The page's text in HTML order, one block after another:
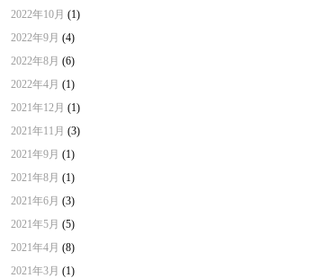
2022年10月 (1)
2022年9月 (4)
2022年8月 (6)
2022年4月 (1)
2021年12月 (1)
2021年11月 (3)
2021年9月 (1)
2021年8月 (1)
2021年6月 (3)
2021年5月 (5)
2021年4月 (8)
2021年3月 (1)